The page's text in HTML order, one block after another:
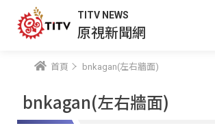
TITV NEWS
原視新聞網
首頁 bnkagan(左右牆面)
bnkagan(左右牆面)